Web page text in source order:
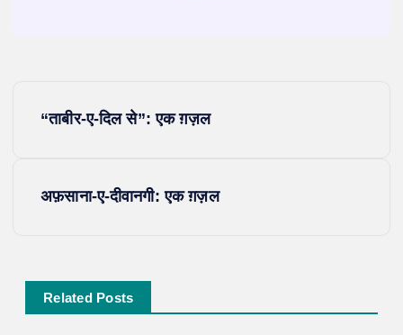
n
a
“ताबीर-ए-दिल से”: एक ग़ज़ल
अफ़साना-ए-दीवानगी: एक ग़ज़ल
Related Posts